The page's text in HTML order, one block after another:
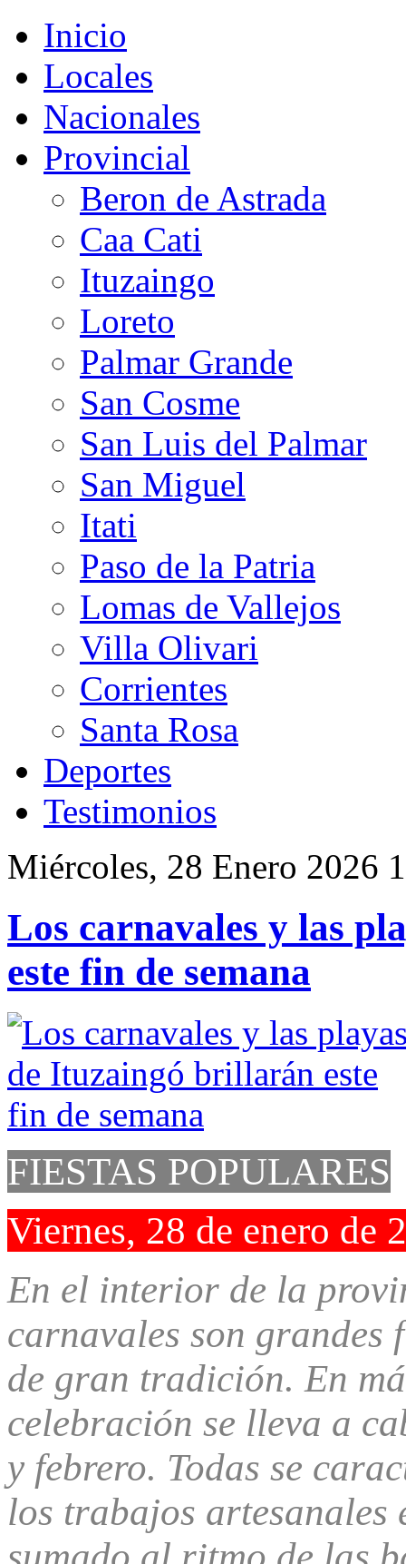
Inicio
Locales
Nacionales
Provincial
Beron de Astrada
Caa Cati
Ituzaingo
Loreto
Palmar Grande
San Cosme
San Luis del Palmar
San Miguel
Itati
Paso de la Patria
Lomas de Vallejos
Villa Olivari
Corrientes
Santa Rosa
Deportes
Testimonios
Miércoles, 28 Enero 2026
Los carnavales y las
este fin de semana
FIESTAS POPULARES
Viernes, 28 de enero de
En el interior de la
carnavales son grandes
de gran tradición. En
celebración se lleva a
y febrero. Todas se
los trabajos artesanales